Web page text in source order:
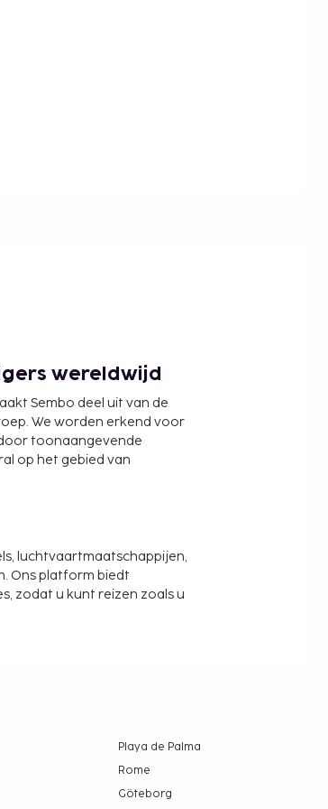
wereldwijd
Sembo deel uit van de
We worden erkend voor
toonaangevende
op het gebied van
luchtvaartmaatschappijen,
Ons platform biedt
zodat u kunt reizen zoals u
Playa de Palma
Rome
Göteborg